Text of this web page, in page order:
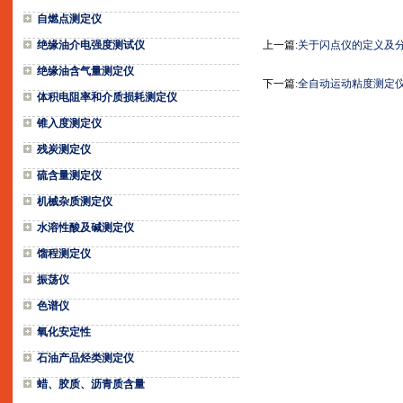
自燃点测定仪
绝缘油介电强度测试仪
绝缘油含气量测定仪
体积电阻率和介质损耗测定仪
锥入度测定仪
残炭测定仪
硫含量测定仪
机械杂质测定仪
水溶性酸及碱测定仪
馏程测定仪
振荡仪
色谱仪
氧化安定性
石油产品烃类测定仪
蜡、胶质、沥青质含量
上一篇:关于闪点仪的定义及
下一篇:全自动运动粘度测定